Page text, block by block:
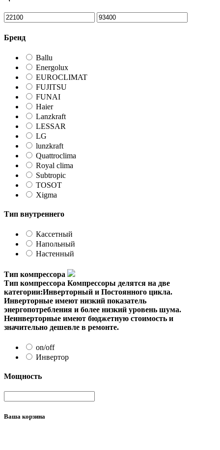
Бренд
Ballu
Energolux
EUROCLIMAT
FUJITSU
FUNAI
Haier
Lanzkraft
LESSAR
LG
lunzkraft
Quattroclima
Royal clima
Subtropic
TOSOT
Xigma
Тип внутреннего
Кассетный
Напольный
Настенный
Тип компрессора
Тип компрессора Компрессоры делятся на две
категории:Инверторный и Постоянного цикла.
Инверторные имеют низкий показатель
энергопотребления и более низкий уровень шума.
Неинверторные имеют бюджетную стоимость и
значительно дешевле в ремонте.
on/off
Инвертор
Мощность
Ваша корзина